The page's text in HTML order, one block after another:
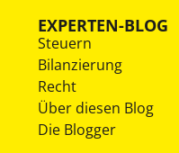
EXPERTEN-BLOG
Steuern
Bilanzierung
Recht
Über diesen Blog
Die Blogger